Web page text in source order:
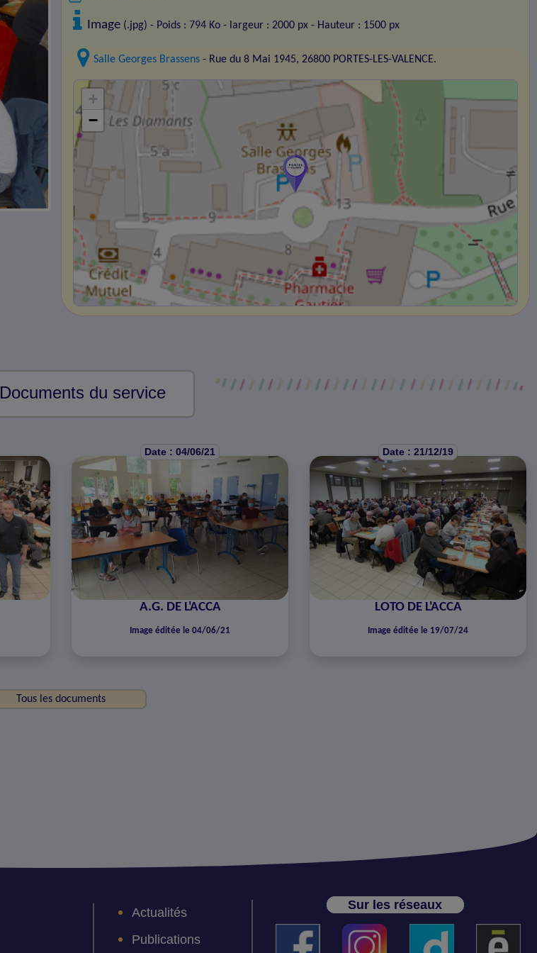
Image (.jpg) - Poids : 794 Ko - largeur : 2000 px - Hauteur : 1500 px
Salle Georges Brassens - Rue du 8 Mai 1945, 26800 PORTES-LES-VALENCE.
+
−
Documents du service
Date : 04/06/21
A.G. DE L'ACCA
Image éditée le 04/06/21
Date : 21/12/19
LOTO DE L'ACCA
Image éditée le 19/07/24
Tous les documents
Actualités
Publications
Sur les réseaux